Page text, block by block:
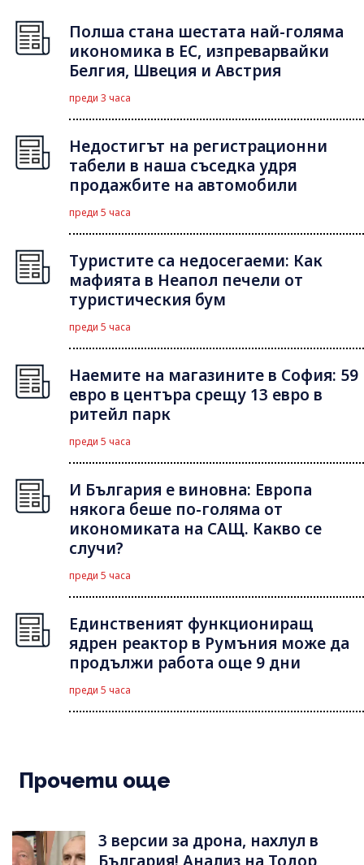
Полша стана шестата най-голяма
икономика в ЕС, изпреварвайки
Белгия, Швеция и Австрия
преди 3 часа
Недостигът на регистрационни
табели в наша съседка удря
продажбите на автомобили
преди 5 часа
Туристите са недосегаеми: Как
мафията в Неапол печели от
туристическия бум
преди 5 часа
Наемите на магазините в София: 59
евро в центъра срещу 13 евро в
ритейл парк
преди 5 часа
И България е виновна: Европа
някога беше по-голяма от
икономиката на САЩ. Какво се
случи?
преди 5 часа
Единственият функциониращ
ядрен реактор в Румъния може да
продължи работа още 9 дни
преди 5 часа
Прочети още
3 версии за дрона, нахлул в